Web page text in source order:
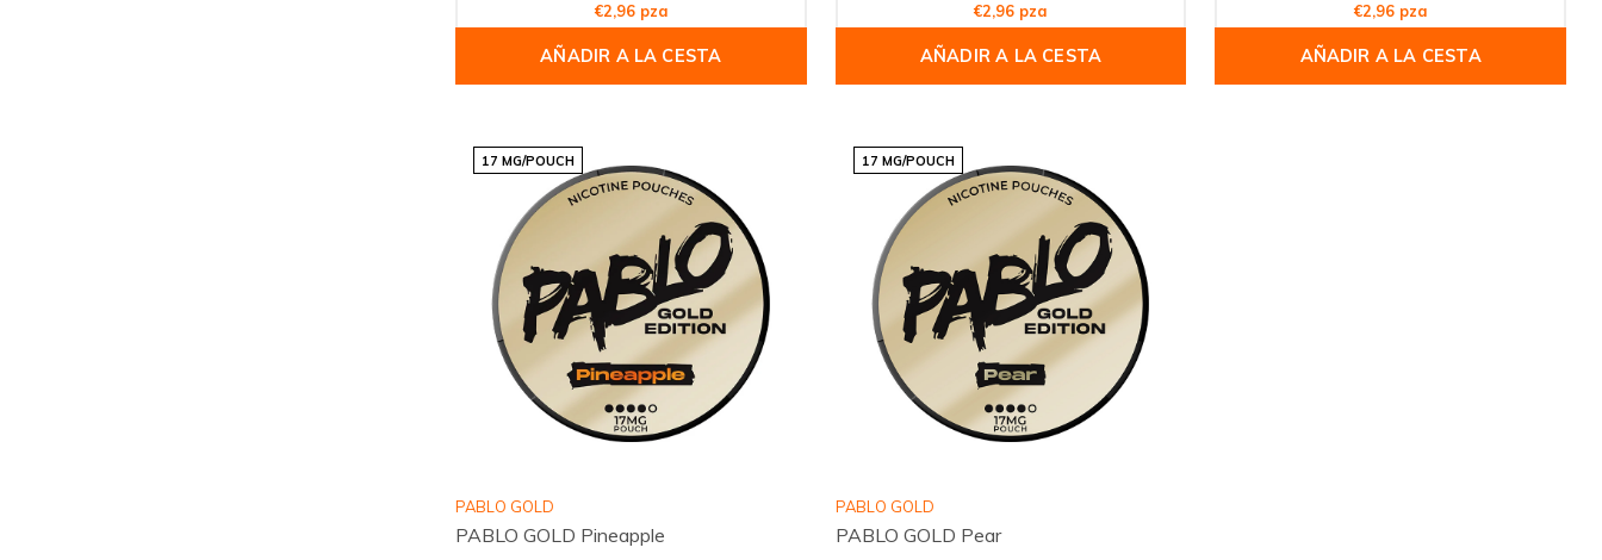
€2,96 pza
AÑADIR A LA CESTA
€2,96 pza
AÑADIR A LA CESTA
€2,96 pza
AÑADIR A LA CESTA
17 MG/POUCH
PABLO GOLD
PABLO GOLD Pineapple
17 MG/POUCH
PABLO GOLD
PABLO GOLD Pear